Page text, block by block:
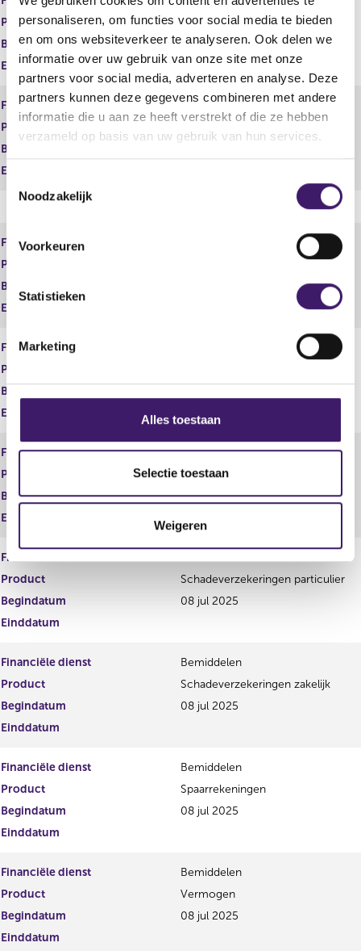
personaliseren, om functies voor social media te bieden
en om ons websiteverkeer te analyseren. Ook delen we
informatie over uw gebruik van onze site met onze
partners voor social media, adverteren en analyse. Deze
partners kunnen deze gegevens combineren met andere
informatie die u aan ze heeft verstrekt of die ze hebben
verzameld op basis van uw gebruik van hun services.
s
t
m
g
s
s
l
e
c
Noodzakelijk
Voorkeuren
Statistieken
Marketing
Alles toestaan
Selectie toestaan
Weigeren
Product
Vermogen
Begindatum
08 jul 2025
Einddatum
Financiële dienst
Adviseren
Product
Begindatum
Einddatum
Financiële dienst
Product
Begindatum
Einddatum
Financiële dienst
Product
Begindatum
Einddatum
Financiële dienst
Bemiddelen
Product
Inkomensverzekeringen
Begindatum
08 jul 2025
Einddatum
Financiële dienst
Product
Schadeverzekeringen particulier
Begindatum
08 jul 2025
Einddatum
Financiële dienst
Bemiddelen
Product
Schadeverzekeringen zakelijk
Begindatum
08 jul 2025
Einddatum
Financiële dienst
Bemiddelen
Product
Spaarrekeningen
Begindatum
08 jul 2025
Einddatum
Financiële dienst
Bemiddelen
Product
Vermogen
Begindatum
08 jul 2025
Einddatum